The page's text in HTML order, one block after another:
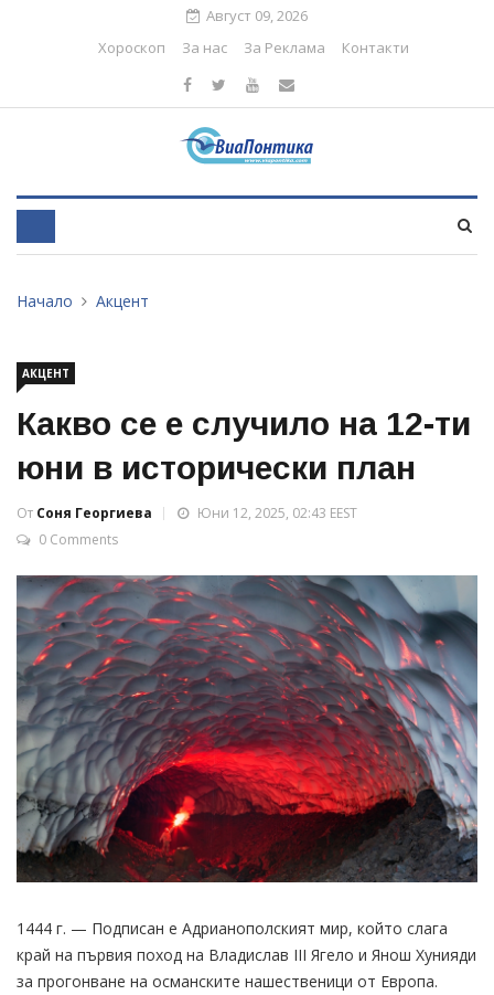
Август 09, 2026
Хороскоп
За нас За Реклама Контакти
Начало Акцент
АКЦЕНТ
Какво се е случило на 12-ти
юни в исторически план
От Соня Георгиева
Юни 12, 2025, 02:43 EEST
0 Comments
1444 г. — Подписан е Адрианополският мир, който слага
край на първия поход на Владислав III Ягело и Янош Хунияди
за прогонване на османските нашественици от Европа.